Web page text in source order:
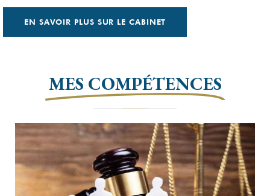
EN SAVOIR PLUS SUR LE CABINET
MES COMPÉTENCES